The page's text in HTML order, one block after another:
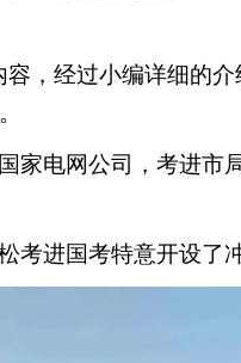
，经过小编详细的
家电网公司，考进市
考进国考特意开设了